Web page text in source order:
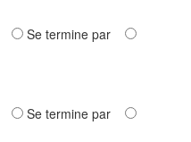
Se termine par
Se termine par